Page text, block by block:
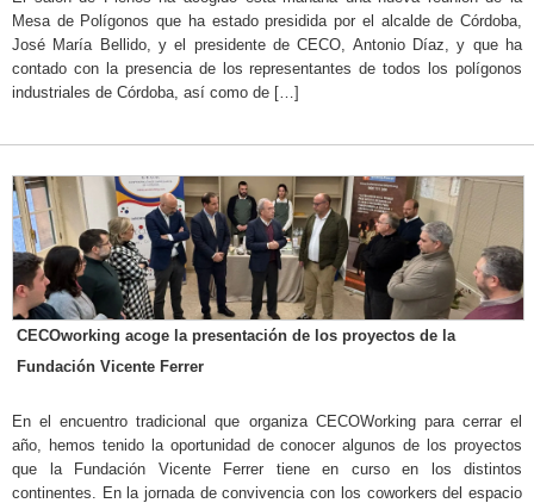
Mesa de Polígonos que ha estado presidida por el alcalde de Córdoba,
José María Bellido, y el presidente de CECO, Antonio Díaz, y que ha
contado con la presencia de los representantes de todos los polígonos
industriales de Córdoba, así como de […]
CECOworking acoge la presentación de los proyectos de la
Fundación Vicente Ferrer
En el encuentro tradicional que organiza CECOWorking para cerrar el
año, hemos tenido la oportunidad de conocer algunos de los proyectos
que la Fundación Vicente Ferrer tiene en curso en los distintos
continentes. En la jornada de convivencia con los coworkers del espacio